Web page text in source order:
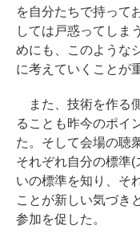
を自分たちで持って
しては戸惑ってしま
めにも、このような
に考えていくことが
また、技術を作る
ることも昨今のポイ
た。そして会場の聴
それぞれ自分の標準
いの標準を知り、そ
ことが新しい気づき
参加を促した。